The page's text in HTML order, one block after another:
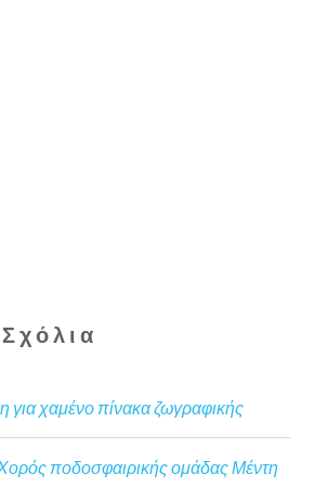
για χαμένο πίνακα ζωγραφικής
ποδοσφαιρικής ομάδας Μέντη